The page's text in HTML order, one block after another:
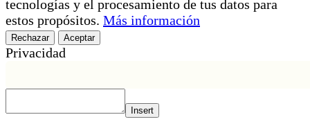
tecnologías y el procesamiento de tus datos para
estos propósitos. Más información
Rechazar Aceptar
Privacidad
Insert